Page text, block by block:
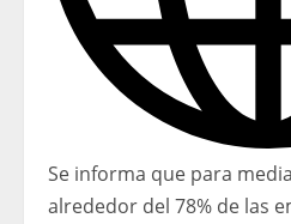
Se informa que para
alrededor del 78% de las